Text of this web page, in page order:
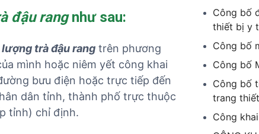
đậu rangnhư sau:
trà đậu rang trên phương
mình hoặc niêm yết công khai
bưu điện hoặc trực tiếp đến
dân tỉnh, thành phố trực thuộc
tỉnh) chỉ định.
Công bố
thiết bị y
Công bố
Công bố
Công bố
trang
Công